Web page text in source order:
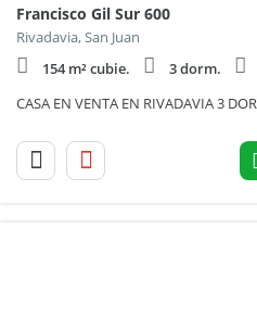
Francisco Gil Sur 600
Rivadavia, San Juan
154 m² cubie.
3 dorm.